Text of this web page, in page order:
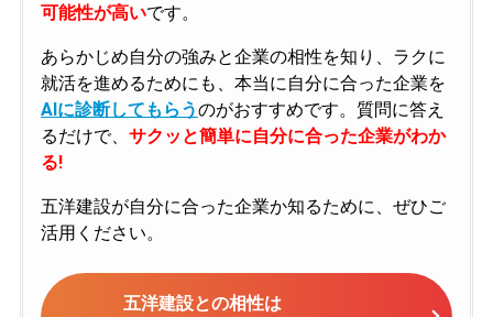
可能性が高いです。
あらかじめ自分の強みと企業の相性を知り、ラクに
就活を進めるためにも、本当に自分に合った企業を
AIに診断してもらうのがおすすめです。質問に答え
るだけで、 サクッと簡単に自分に合った企業がわか
る!
五洋建設が自分に合った企業か知るために、ぜひご
活用ください。
五洋建設との相性は